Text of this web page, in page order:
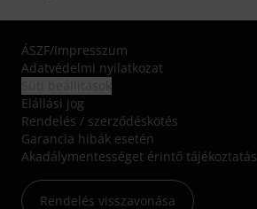
ÁSZF/Impresszum
Adatvédelmi nyilatkozat
Elállási jog
Rendelés / szerződéskötés
Garancia hibák esetén
Akadálymentességet érintő tájékoztatás
Rendelés visszavonása